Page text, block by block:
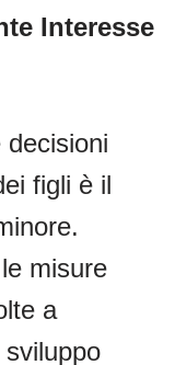
Interesse
decisioni
figli è il
misure
a